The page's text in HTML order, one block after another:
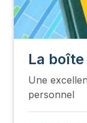
La
Une
personnel